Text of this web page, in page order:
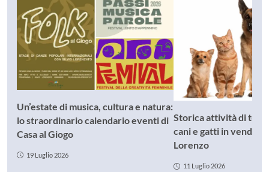
Un’estate di musica, cultura e natura:
lo straordinario calendario eventi di
Casa al Giogo
19 Luglio 2026
Storica attività di
cani e gatti in vendita
Lorenzo
11 Luglio 2026